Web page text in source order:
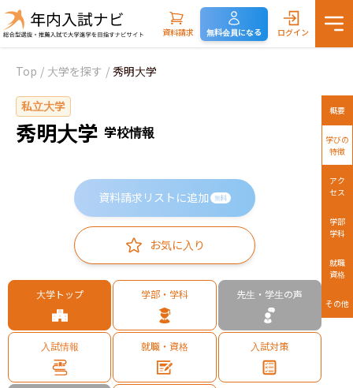
資料請求 無料会員になる ログイン
Top / 大学を探す / 秀明大学
私立大学
秀明大学 学校情報
資料請求リストに追加 無料
お気に入り
大学トップ 学部・学科 先生・学生の声
入試情報 就職・資格 入試対策
概要
学びの
特徴
アク
セス
学部
学科
就職
資格
その他